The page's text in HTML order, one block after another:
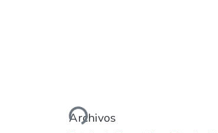
Cargando...
Archivos